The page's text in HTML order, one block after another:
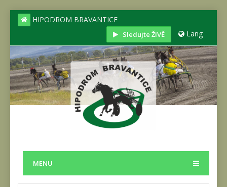
HIPODROM BRAVANTICE
Sledujte ŽIVĚ Lang
MENU